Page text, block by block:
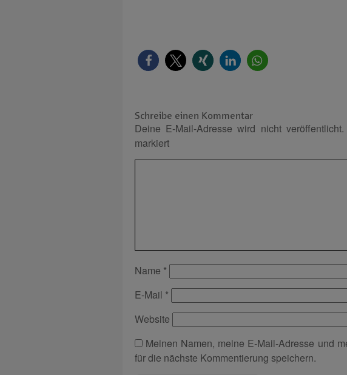
Schreibe einen Kommentar
Deine E-Mail-Adresse wird nicht veröffentlicht.
markiert
Name *
E-Mail *
Website
Meinen Namen, meine E-Mail-Adresse und
für die nächste Kommentierung speichern.